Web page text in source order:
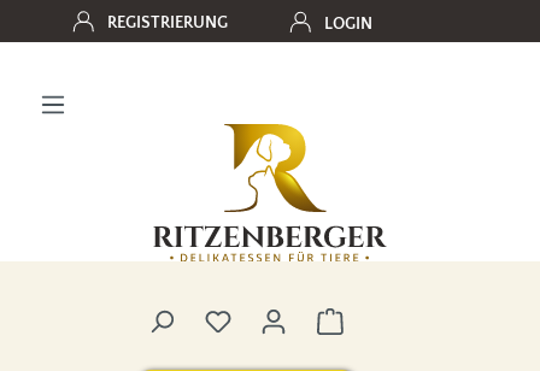
Zum Hauptinhalt springen
REGISTRIERUNG LOGIN
Du hast 0 Produkte auf dem
Warenkorb enthält 0